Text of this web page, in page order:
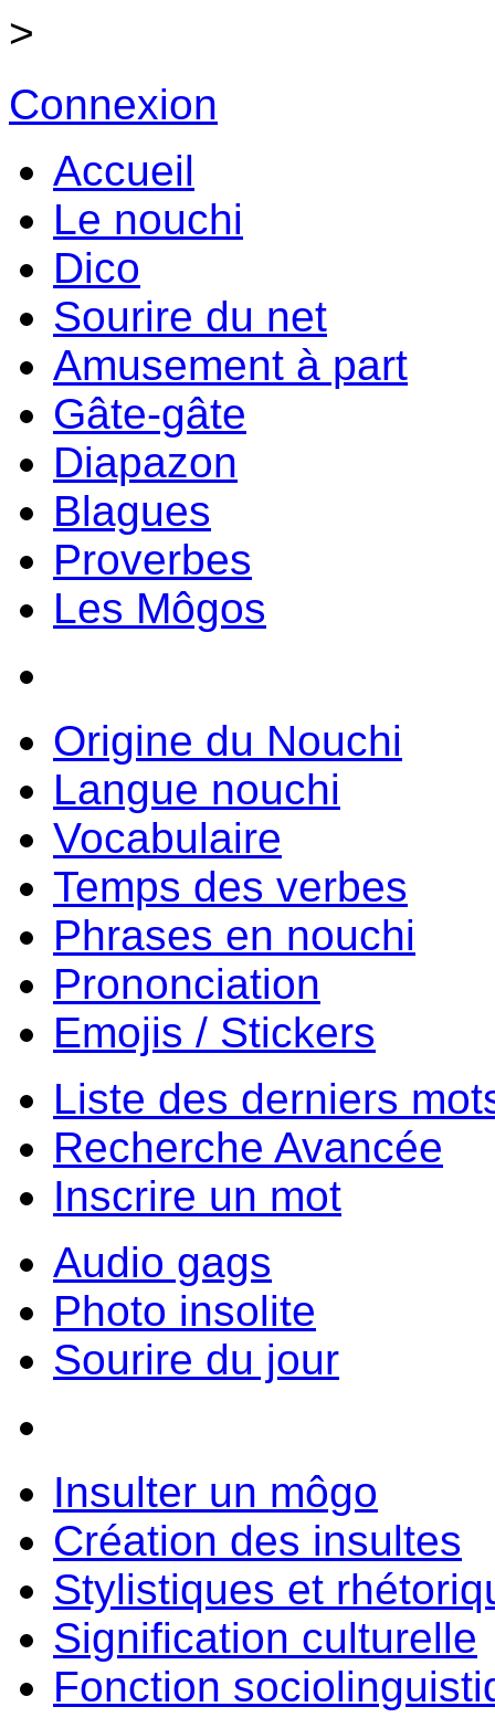
>
Connexion
Accueil
Le nouchi
Dico
Sourire du net
Amusement à part
Gâte-gâte
Diapazon
Blagues
Proverbes
Les Môgos
Origine du Nouchi
Langue nouchi
Vocabulaire
Temps des verbes
Phrases en nouchi
Prononciation
Emojis / Stickers
Liste des derniers
Recherche Avancée
Inscrire un mot
Audio gags
Photo insolite
Sourire du jour
Insulter un môgo
Création des insultes
Stylistiques et
Signification culturelle
Fonction